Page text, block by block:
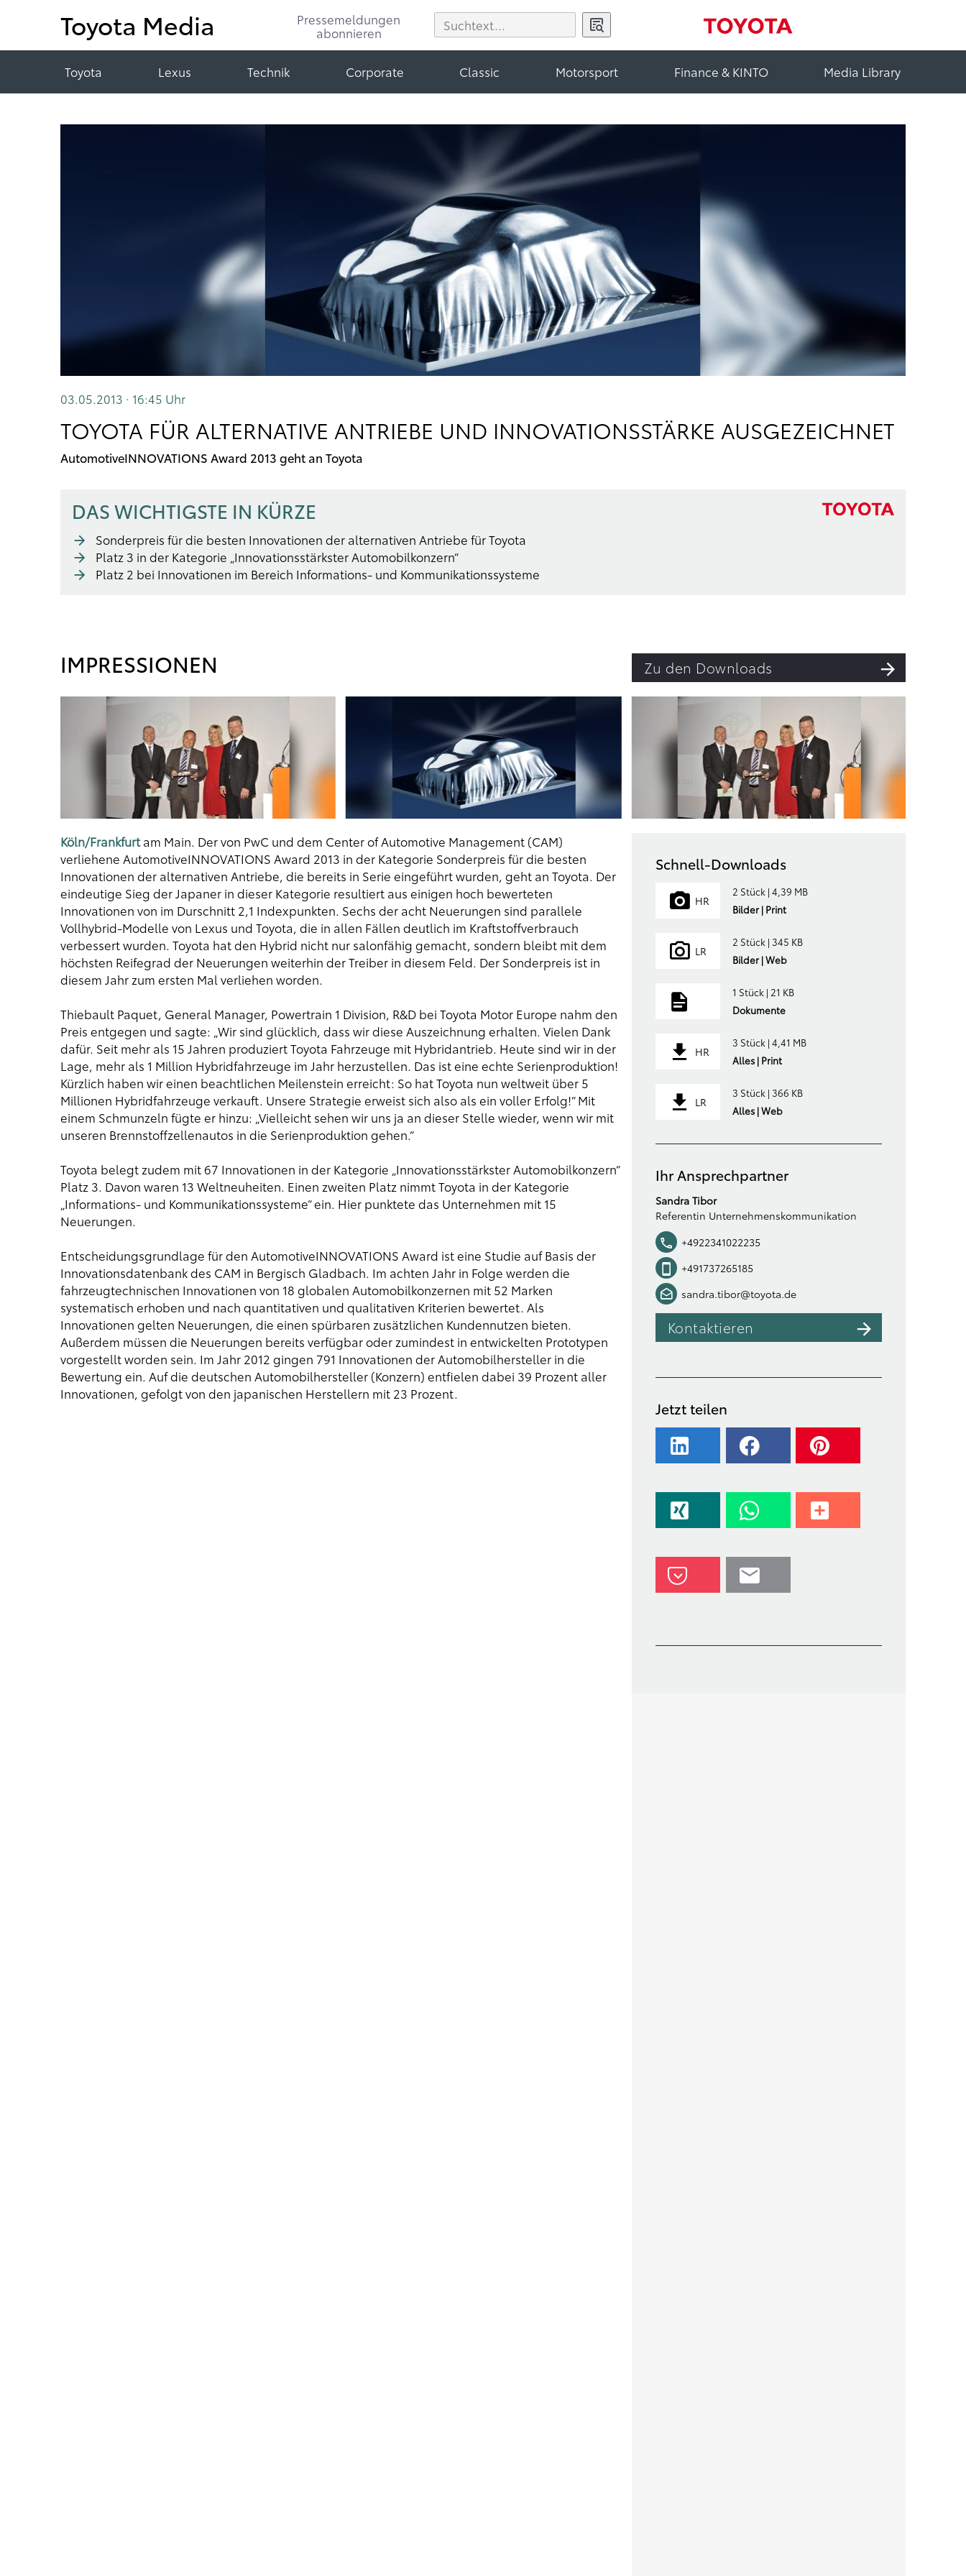
Toyota Media
Pressemeldungen
abonnieren
Toyota Lexus Technik Corporate Classic Motorsport Finance & KINTO Media Library
03.05.2013 · 16:45 Uhr
TOYOTA FÜR ALTERNATIVE ANTRIEBE UND INNOVATIONSSTÄRKE AUSGEZEICHNET
AutomotiveINNOVATIONS Award 2013 geht an Toyota
DAS WICHTIGSTE IN KÜRZE
Sonderpreis für die besten Innovationen der alternativen Antriebe für Toyota
Platz 3 in der Kategorie „Innovationsstärkster Automobilkonzern“
Platz 2 bei Innovationen im Bereich Informations- und Kommunikationssysteme
IMPRESSIONEN Zu den Downloads
Köln/Frankfurtam Main. Der von PwC und dem Center of Automotive Management (CAM)
verliehene AutomotiveINNOVATIONS Award 2013 in der Kategorie Sonderpreis für die besten
Innovationen der alternativen Antriebe, die bereits in Serie eingeführt wurden, geht an Toyota. Der
eindeutige Sieg der Japaner in dieser Kategorie resultiert aus einigen hoch bewerteten
Innovationen von im Durschnitt 2,1 Indexpunkten. Sechs der acht Neuerungen sind parallele
Vollhybrid-Modelle von Lexus und Toyota, die in allen Fällen deutlich im Kraftstoffverbrauch
verbessert wurden. Toyota hat den Hybrid nicht nur salonfähig gemacht, sondern bleibt mit dem
höchsten Reifegrad der Neuerungen weiterhin der Treiber in diesem Feld. Der Sonderpreis ist in
diesem Jahr zum ersten Mal verliehen worden.
Thiebault Paquet, General Manager, Powertrain 1 Division, R&D bei Toyota Motor Europe nahm den
Preis entgegen und sagte: „Wir sind glücklich, dass wir diese Auszeichnung erhalten. Vielen Dank
dafür. Seit mehr als 15 Jahren produziert Toyota Fahrzeuge mit Hybridantrieb. Heute sind wir in der
Lage, mehr als 1 Million Hybridfahrzeuge im Jahr herzustellen. Das ist eine echte Serienproduktion!
Kürzlich haben wir einen beachtlichen Meilenstein erreicht: So hat Toyota nun weltweit über 5
Millionen Hybridfahrzeuge verkauft. Unsere Strategie erweist sich also als ein voller Erfolg!“ Mit
einem Schmunzeln fügte er hinzu: „Vielleicht sehen wir uns ja an dieser Stelle wieder, wenn wir mit
unseren Brennstoffzellenautos in die Serienproduktion gehen.“
Toyota belegt zudem mit 67 Innovationen in der Kategorie „Innovationsstärkster Automobilkonzern“
Platz 3. Davon waren 13 Weltneuheiten. Einen zweiten Platz nimmt Toyota in der Kategorie
„Informations- und Kommunikationssysteme“ ein. Hier punktete das Unternehmen mit 15
Neuerungen.
Entscheidungsgrundlage für den AutomotiveINNOVATIONS Award ist eine Studie auf Basis der
Innovationsdatenbank des CAM in Bergisch Gladbach. Im achten Jahr in Folge werden die
fahrzeugtechnischen Innovationen von 18 globalen Automobilkonzernen mit 52 Marken
systematisch erhoben und nach quantitativen und qualitativen Kriterien bewertet. Als
Innovationen gelten Neuerungen, die einen spürbaren zusätzlichen Kundennutzen bieten.
Außerdem müssen die Neuerungen bereits verfügbar oder zumindest in entwickelten Prototypen
vorgestellt worden sein. Im Jahr 2012 gingen 791 Innovationen der Automobilhersteller in die
Bewertung ein. Auf die deutschen Automobilhersteller (Konzern) entfielen dabei 39 Prozent aller
Innovationen, gefolgt von den japanischen Herstellern mit 23 Prozent.
Schnell-Downloads
HR
2 Stück | 4,39 MB
Bilder | Print
LR
2 Stück | 345 KB
Bilder | Web
1 Stück | 21 KB
Dokumente
HR
3 Stück | 4,41 MB
Alles | Print
LR
3 Stück | 366 KB
Alles | Web
Ihr Ansprechpartner
Sandra Tibor
Referentin Unternehmenskommunikation
+4922341022235
+491737265185
sandra.tibor@toyota.de
Kontaktieren
Jetzt teilen